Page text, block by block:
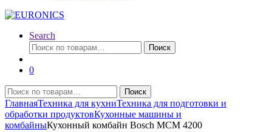
Search
Искать:
Поиск
0
Искать:
Поиск
ГлавнаяТехника для кухниТехника для подготовки и
обработки продуктовКухонные машины и
комбайныКухонный комбайн Bosch MCM 4200